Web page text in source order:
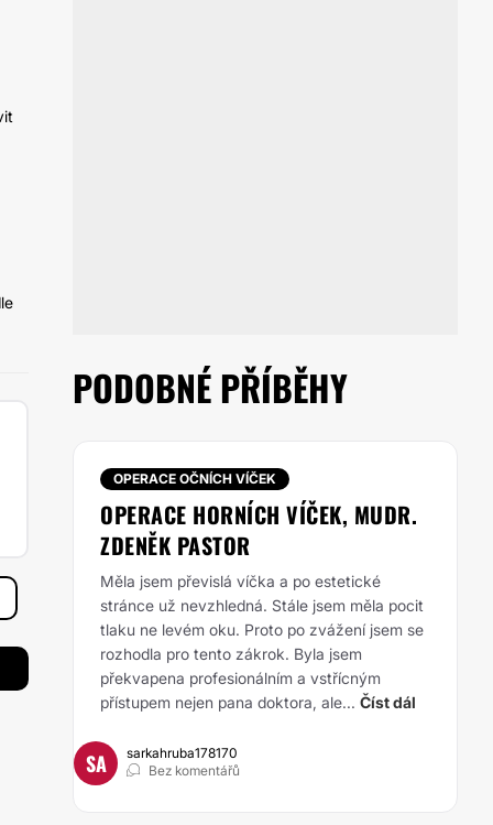
PODOBNÉ PŘÍBĚHY
OPERACE OČNÍCH VÍČEK
OPERACE HORNÍCH VÍČEK, MUDR.
ZDENĚK PASTOR
Měla jsem převislá víčka a po estetické
stránce už nevzhledná. Stále jsem měla pocit
tlaku ne levém oku. Proto po zvážení jsem se
rozhodla pro tento zákrok. Byla jsem
překvapena profesionálním a vstřícným
přístupem nejen pana doktora, ale... Číst dál
SA
sarkahruba178170
Bez komentářů